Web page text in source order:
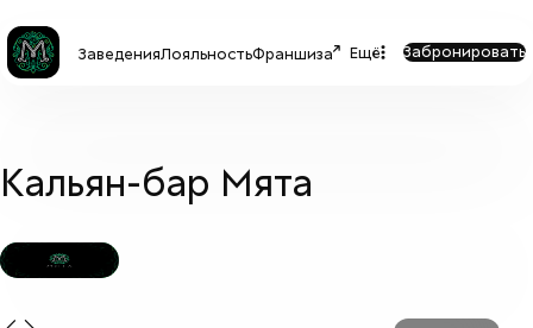
ЗаведенияЛояльностьФраншиза Ещё Забронировать
Кальян-бар Мята
МЯТА LOUNGE